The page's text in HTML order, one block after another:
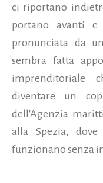
ci riportano
portano avanti e
pronunciata da
sembra fatta
imprenditoriale
diventare un
dell'Agenzia
alla Spezia,
funzionano senza